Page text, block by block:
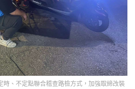
時、不定點聯合稽查路檢方式，加強取締改裝